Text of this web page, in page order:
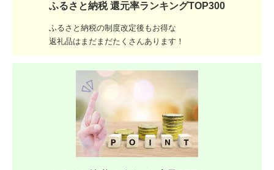
ふるさと納税 還元率ランキングTOP300
ふるさと納税の制度改定後もお得な
返礼品はまだまだたくさんあります！